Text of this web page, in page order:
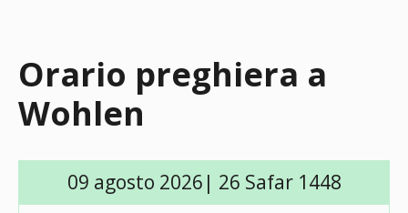
Orario preghiera a
Wohlen
09 agosto 2026| 26 Safar 1448